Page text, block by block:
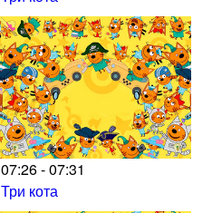
07:26 - 07:31
Три кота